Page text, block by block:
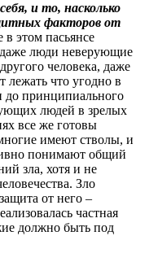
и то, насколько
факторов от
этом пасьянсе
люди неверующие
человека, даже
лежать что угодно в
до принципиального
людей в зрелых
все же готовы
имеют стволы, и
понимают общий
зла, хотя и не
Зло
от него –
частная
должно быть под